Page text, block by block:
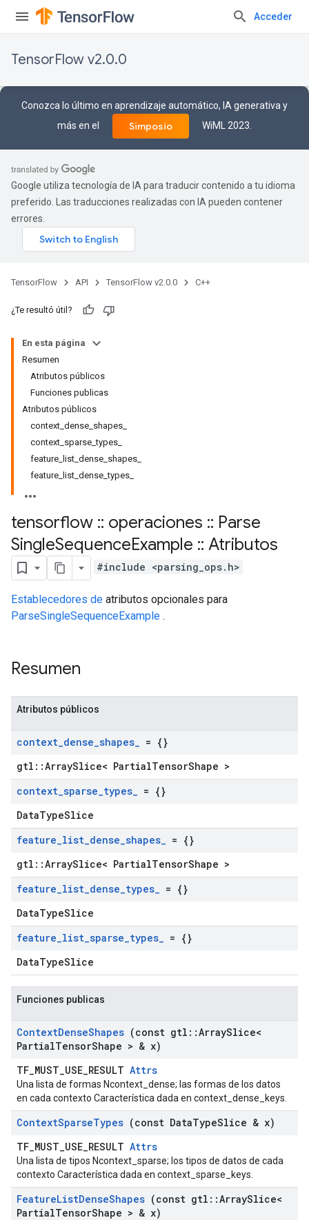
Acceder
TensorFlow v2.0.0
Conozca lo último en aprendizaje automático, IA generativa y
más en el
Simposio WiML 2023.
Google utiliza tecnología de IA para traducir contenido a tu idioma
preferido. Las traducciones realizadas con IA pueden contener
errores.
TensorFlow API TensorFlow v2.0.0 C++
¿Te resultó útil?
En esta página
Resumen
Atributos públicos
Funciones publicas
Atributos públicos
context_dense_shapes_
context_sparse_types_
feature_list_dense_shapes_
feature_list_dense_types_
tensorflow :: operaciones :: Parse
SingleSequenceExample :: Atributos
#include <parsing_ops.h>
Establecedores de atributos opcionales para
ParseSingleSequenceExample .
Resumen
Atributos públicos
context_dense_shapes_ = {}
gtl::ArraySlice< PartialTensorShape >
context_sparse_types_ = {}
DataTypeSlice
feature_list_dense_shapes_ = {}
gtl::ArraySlice< PartialTensorShape >
feature_list_dense_types_ = {}
DataTypeSlice
feature_list_sparse_types_ = {}
DataTypeSlice
Funciones publicas
ContextDenseShapes (const gtl ::ArraySlice<
PartialTensorShape > & x)
TF_MUST_USE_RESULT Attrs
Una lista de formas Ncontext_dense; las formas de los datos
en cada contexto Característica dada en context_dense_keys.
ContextSparseTypes (const DataTypeSlice & x)
TF_MUST_USE_RESULT Attrs
Una lista de tipos Ncontext_sparse; los tipos de datos de cada
contexto Característica dada en context_sparse_keys.
FeatureListDenseShapes (const gtl ::ArraySlice<
PartialTensorShape > & x)